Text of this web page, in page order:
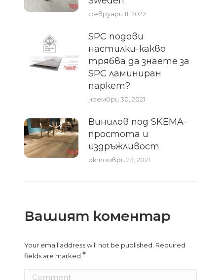
февруари 11, 2022
SPC подови
настилки-какво
трябва да знаете за
SPC ламиниран
паркет?
ноември 30, 2021
Винилов под SKEMA-
простота и
издръжливост
октомври 23, 2021
Вашият коментар
Your email address will not be published. Required
fields are marked*
Comment